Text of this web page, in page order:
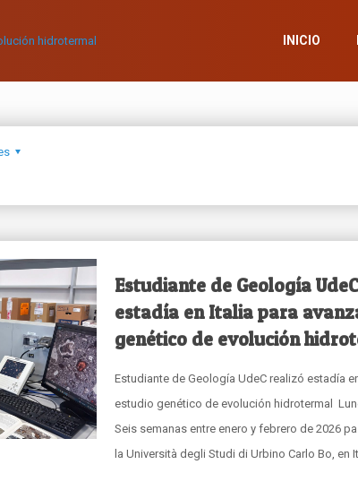
INICIO
Estudiante de Geología
estadía en Italia para
genético de evolución
Estudiante de Geología UdeC realizó estadía
estudio genético de evolución hidrotermal
Seis semanas entre enero y febrero de 2026
la Università degli Studi di Urbino Carlo Bo, en